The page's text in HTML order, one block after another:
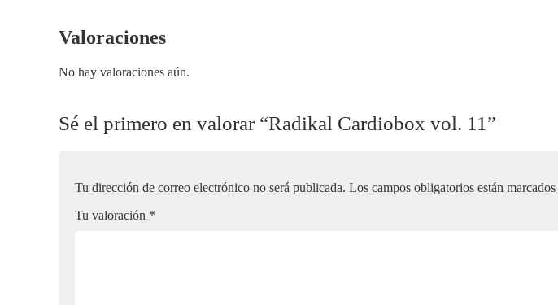
Valoraciones
No hay valoraciones aún.
Sé el primero en valorar “Radikal Cardiobox vol. 11”
Tu dirección de correo electrónico no será publicada. Los campos obligatorios están marcados
Tu valoración *